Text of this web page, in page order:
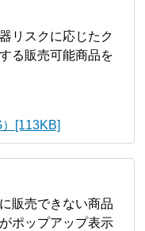
リスクに応じたク
る販売可能商品を
[113KB]
販売できない商品
ポップアップ表示